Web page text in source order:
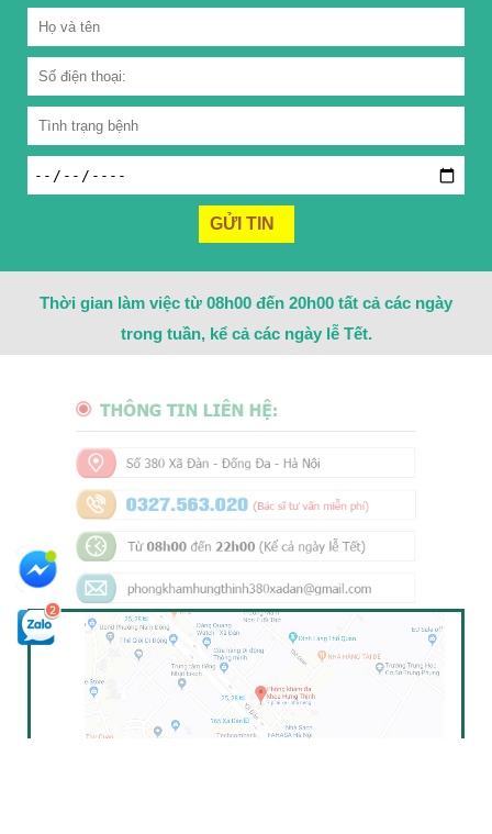
Thời gian làm việc từ 08h00 đến 20h00 tất cả các ngày
trong tuần, kể cả các ngày lễ Tết.